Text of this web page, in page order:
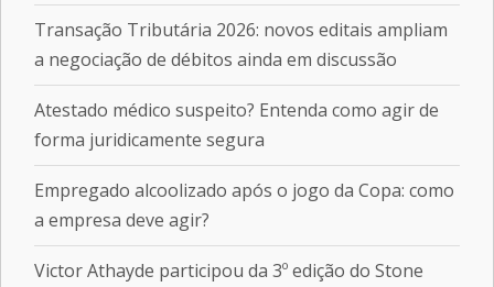
Transação Tributária 2026: novos editais ampliam
a negociação de débitos ainda em discussão
Atestado médico suspeito? Entenda como agir de
forma juridicamente segura
Empregado alcoolizado após o jogo da Copa: como
a empresa deve agir?
Victor Athayde participou da 3º edição do Stone